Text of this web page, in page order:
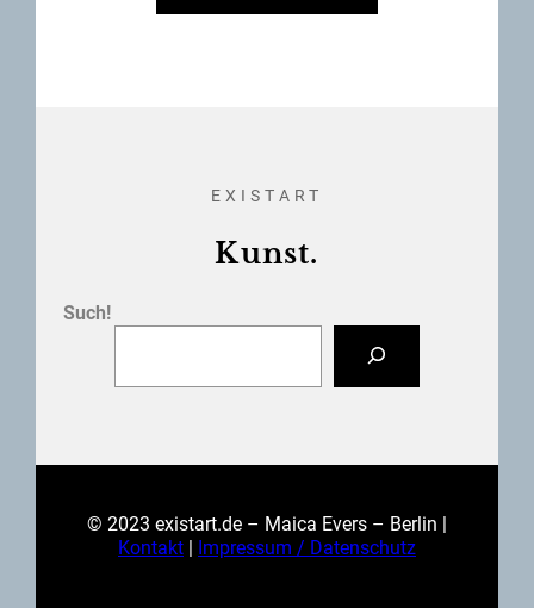
EXISTART
Kunst.
Such!
© 2023 existart.de – Maica Evers – Berlin |
Kontakt | Impressum / Datenschutz